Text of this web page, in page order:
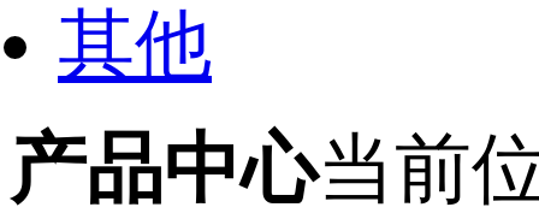
其他
产品中心当前